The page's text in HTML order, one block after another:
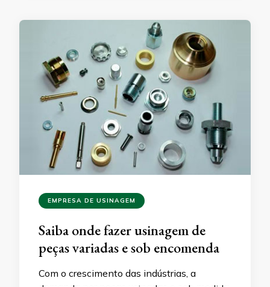
EMPRESA DE USINAGEM
Saiba onde fazer usinagem de
peças variadas e sob encomenda
Com o crescimento das indústrias, a